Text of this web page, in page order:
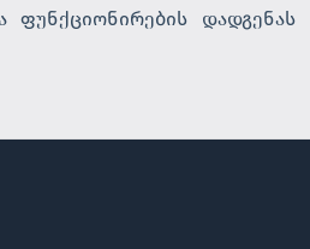
ფუნქციონირების დადგენას